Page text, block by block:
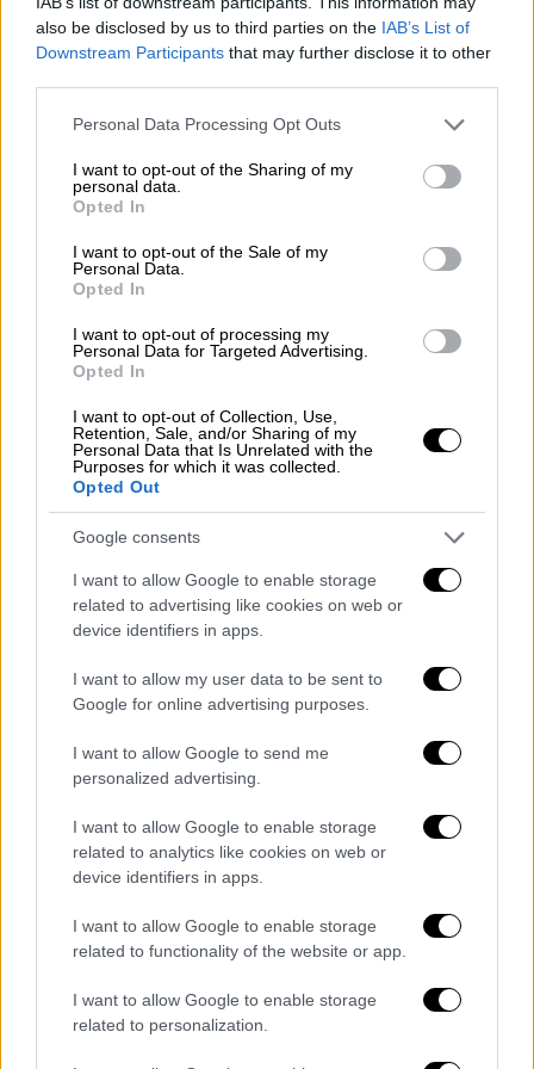
also be disclosed by us to third parties on the IAB’s List of
Downstream Participants that may further disclose it to other
Please note that this website/app uses one or more Google
not limited to your visit or usage behaviour. You may click to
grant or deny consent to Google and its third-party tags to
use your data for below specified purposes in below Google
consent section.
Personal Data Processing Opt Outs
I want to opt-out of the Sharing of my
personal data.
Opted In
I want to opt-out of the Sale of my
Personal Data.
Opted In
I want to opt-out of processing my
Personal Data for Targeted Advertising.
Opted In
I want to opt-out of Collection, Use,
Retention, Sale, and/or Sharing of my
Personal Data that Is Unrelated with the
Purposes for which it was collected.
Opted Out
Google consents
I want to allow Google to enable storage
related to advertising like cookies on web or
device identifiers in apps.
I want to allow my user data to be sent to
Google for online advertising purposes.
I want to allow Google to send me
personalized advertising.
I want to allow Google to enable storage
related to analytics like cookies on web or
device identifiers in apps.
I want to allow Google to enable storage
related to functionality of the website or app.
I want to allow Google to enable storage
related to personalization.
ΑΛΛΑ #TAGS
Κόμπι Μπράιαντ
ειδήσεις τώρα
POPULAR VIDEOS
Κεντρικό... |07.08.2026 19:53
Κεντρικό δελτίο ειδήσεων 07/08/2026
ΑΠΟΣΠΑΣΜΑΤΑ...|07.08.2026 19:26
Βίντεο ντοκουμέντο από το θανατηφόρο
τροχαίο στις Σέρρες
Κεντρικό...| 06.08.2026 20:05